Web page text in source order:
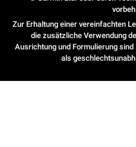
Zur Erhaltung einer vereinfachten
die zusätzliche Verwendung
Ausrichtung und Formulierung
als